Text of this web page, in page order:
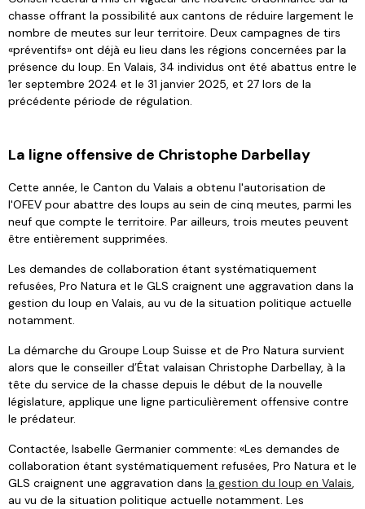
chasse offrant la possibilité aux cantons de réduire largement le
nombre de meutes sur leur territoire. Deux campagnes de tirs
«préventifs» ont déjà eu lieu dans les régions concernées par la
présence du loup. En Valais, 34 individus ont été abattus entre le
1er septembre 2024 et le 31 janvier 2025, et 27 lors de la
précédente période de régulation.
La ligne offensive de Christophe Darbellay
Cette année, le Canton du Valais a obtenu l'autorisation de
l'OFEV pour abattre des loups au sein de cinq meutes, parmi les
neuf que compte le territoire. Par ailleurs, trois meutes peuvent
être entièrement supprimées.
Les demandes de collaboration étant systématiquement
refusées, Pro Natura et le GLS craignent une aggravation dans la
gestion du loup en Valais, au vu de la situation politique actuelle
notamment.
La démarche du Groupe Loup Suisse et de Pro Natura survient
alors que le conseiller d’État valaisan Christophe Darbellay, à la
tête du service de la chasse depuis le début de la nouvelle
législature, applique une ligne particulièrement offensive contre
le prédateur.
Contactée, Isabelle Germanier commente: «Les demandes de
collaboration étant systématiquement refusées, Pro Natura et le
GLS craignent une aggravation dans la gestion du loup en Valais,
au vu de la situation politique actuelle notamment. Les